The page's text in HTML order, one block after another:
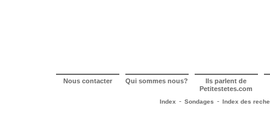
Nous contacter Qui sommes nous? Ils parlent de
Petitestetes.com
Index - Sondages - Index des